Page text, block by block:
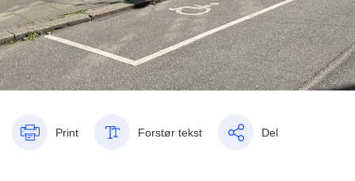
Print Forstør tekst Del